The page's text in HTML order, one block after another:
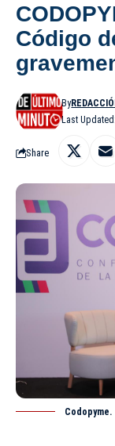
Código
Last
By
Share
Codopyme.